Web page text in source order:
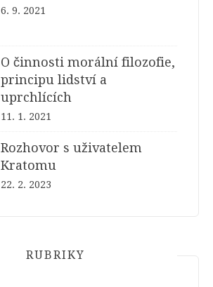
6. 9. 2021
O činnosti morální filozofie,
principu lidství a
uprchlících
11. 1. 2021
Rozhovor s uživatelem
Kratomu
22. 2. 2023
RUBRIKY